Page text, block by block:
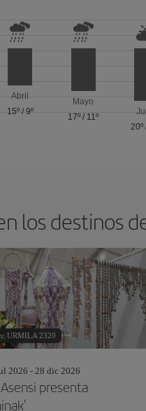
Abril
15º/ 9º
Mayo
17º / 11º
20º
los destinos
URMILA 2320
2026 - 28 dic 2026
presenta